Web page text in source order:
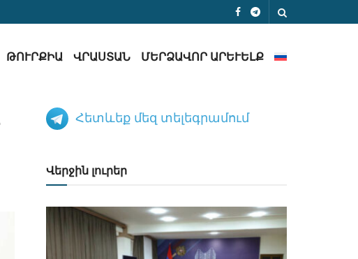
ԹՈՒՐՔԻԱ ՎՐԱՍՏԱՆ ՄԵՐՁԱՎՈՐ ԱՐԵՒԵԼՔ
Հետևեք մեզ տելեգրամում
Վերջին լուրեր